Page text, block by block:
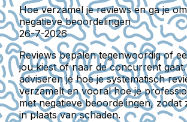
Hoe verzamel je reviews en ga je
negatieve beoordelingen
26-7-2026
Reviews bepalen tegenwoordig of
jou kiest of naar de concurrent gaat.
adviseren je hoe je systematisch
verzamelt en vooral hoe je
met negatieve beoordelingen, zodat
in plaats van schaden.